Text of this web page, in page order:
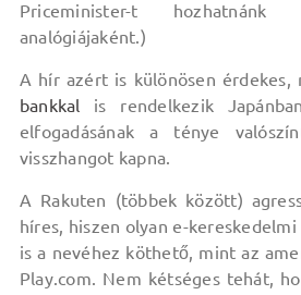
Priceminister-t
analógiájaként.)
A hír azért is különösen érdekes,
bankkal is rendelkezik
elfogadásának a ténye
visszhangot kapna.
A Rakuten (többek között)
híres, hiszen olyan e-
is a nevéhez köthető, mint az
Play.com. Nem kétséges tehát,